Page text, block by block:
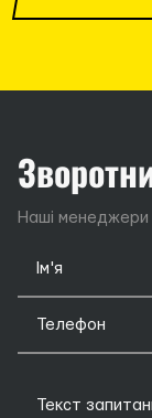
Наші менеджери